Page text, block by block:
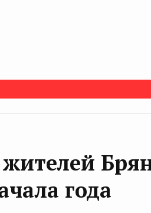
года